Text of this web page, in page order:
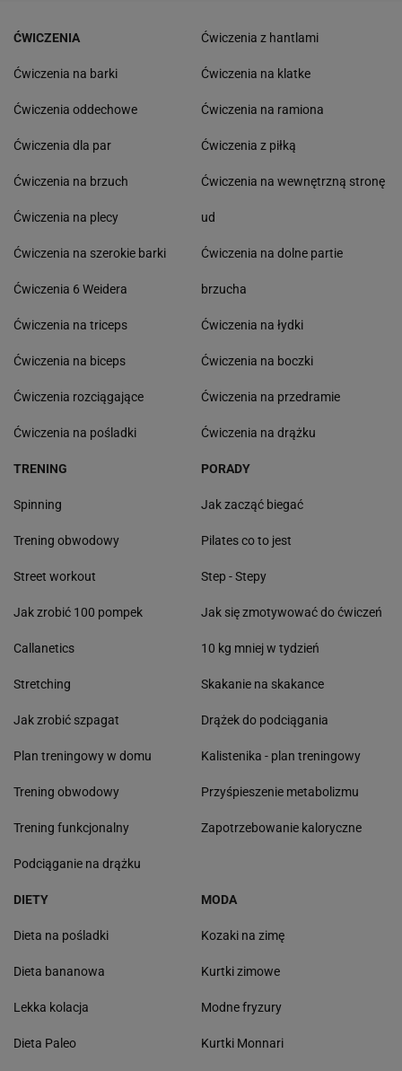
ĆWICZENIA
Ćwiczenia na barki
Ćwiczenia oddechowe
Ćwiczenia dla par
Ćwiczenia na brzuch
Ćwiczenia na plecy
Ćwiczenia na szerokie barki
Ćwiczenia 6 Weidera
Ćwiczenia na triceps
Ćwiczenia na biceps
Ćwiczenia rozciągające
Ćwiczenia na pośladki
Ćwiczenia z hantlami
Ćwiczenia na klatke
Ćwiczenia na ramiona
Ćwiczenia z piłką
Ćwiczenia na wewnętrzną stronę
ud
Ćwiczenia na dolne partie
brzucha
Ćwiczenia na łydki
Ćwiczenia na boczki
Ćwiczenia na przedramie
Ćwiczenia na drążku
TRENING
Spinning
Trening obwodowy
Street workout
Jak zrobić 100 pompek
Callanetics
Stretching
Jak zrobić szpagat
Plan treningowy w domu
Trening obwodowy
Trening funkcjonalny
Podciąganie na drążku
PORADY
Jak zacząć biegać
Pilates co to jest
Step - Stepy
Jak się zmotywować do ćwiczeń
10 kg mniej w tydzień
Skakanie na skakance
Drążek do podciągania
Kalistenika - plan treningowy
Przyśpieszenie metabolizmu
Zapotrzebowanie kaloryczne
DIETY
Dieta na pośladki
Dieta bananowa
Lekka kolacja
Dieta Paleo
MODA
Kozaki na zimę
Kurtki zimowe
Modne fryzury
Kurtki Monnari